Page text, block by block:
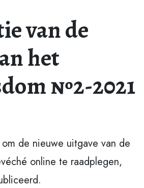
van de
het
№2-2021
de nieuwe uitgave van de
online te raadplegen,